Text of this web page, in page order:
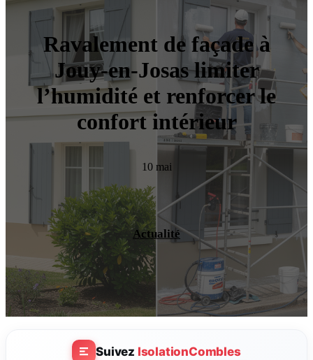
Ravalement de façade à
Jouy-en-Josas limiter
l’humidité et renforcer le
confort intérieur
10 mai
Actualité
Suivez IsolationCombles